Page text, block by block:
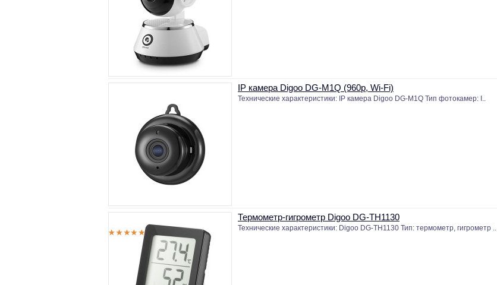
IP камера Digoo DG-M1Q (960p, Wi-Fi)
Технические характеристики: IP камера Digoo DG-M1Q Тип фотокамер: I..
Термометр-гигрометр Digoo DG-TH1130
Технические характеристики: Digoo DG-TH1130 Тип: термометр, гигрометр ..